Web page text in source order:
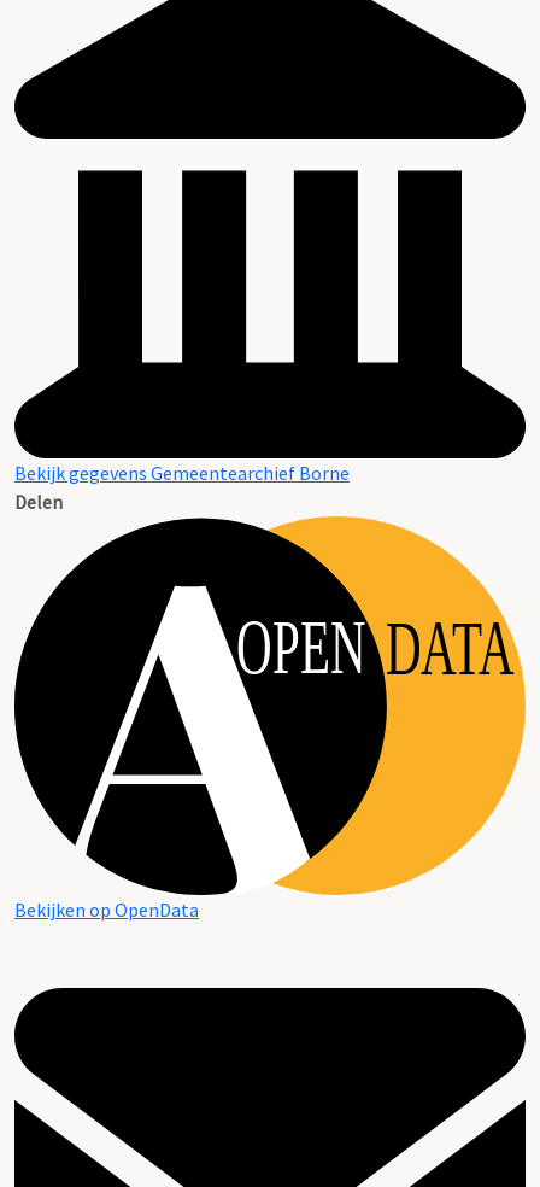
Bekijk gegevens Gemeentearchief Borne
Delen
OPEN DATA
Bekijken op OpenData